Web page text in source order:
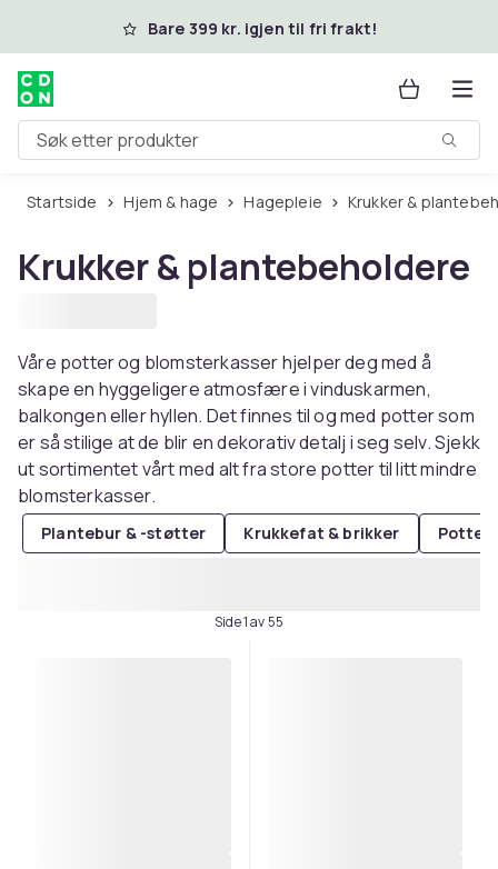
Hopp til hovedinnholdBare 399 kr. igjen til fri frakt!
Søk etter produkter
Startside Hjem & hage Hagepleie Krukker &
Krukker & plantebeholdere
Våre potter og blomsterkasser hjelper deg med å
skape en hyggeligere atmosfære i vinduskarmen,
balkongen eller hyllen. Det finnes til og med potter som
er så stilige at de blir en dekorativ detalj i seg selv. Sjekk
ut sortimentet vårt med alt fra store potter til litt mindre
blomsterkasser.
Plantebur & -støtter Krukkefat & brikker Potter
Side 1 av 55